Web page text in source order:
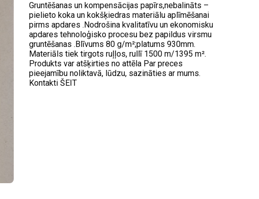
Gruntēšanas un kompensācijas papīrs,nebalināts –
pielieto koka un kokšķiedras materiālu aplīmēšanai
pirms apdares .Nodrošina kvalitatīvu un ekonomisku
apdares tehnoloģisko procesu bez papildus virsmu
gruntēšanas .Blīvums 80 g/m²;platums 930mm.
Materiāls tiek tirgots ruļļos, rullī 1500 m/1395 m².
Produkts var atšķirties no attēla Par preces
pieejamību noliktavā, lūdzu, sazināties ar mums.
Kontakti ŠEIT